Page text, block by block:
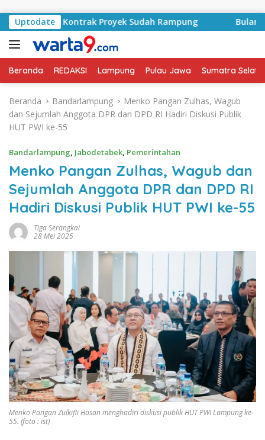
Uptodate
Kontrak Proyek Sudah Rampung Bulan
Beranda REDAKSI Lampung Pulau Jawa Sumatra
Beranda Bandarlampung
Menko Pangan Zulhas, Wagub
dan Sejumlah Anggota DPR dan DPD RI Hadiri Diskusi Publik
HUT PWI ke-55
Bandarlampung, Jabodetabek, Pemerintahan
Menko Pangan Zulhas, Wagub dan
Sejumlah Anggota DPR dan DPD RI
Hadiri Diskusi Publik HUT PWI ke-55
Tiga Serangkai
28 Mei 2025
Menko Pangan Zulkifli Hasan menghadiri diskusi publik HUT PWI Lampung ke-
55. (foto : ist)